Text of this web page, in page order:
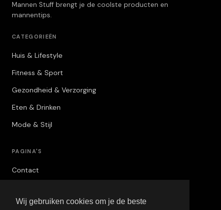
Wij gebruiken cookies om je de beste
Mannen Stuff brengt je de coolste producten en
mannentips.
CATEGORIEËN
Huis & Lifestyle
Fitness & Sport
Gezondheid & Verzorging
Eten & Drinken
Mode & Stijl
PAGINA'S
Contact
Algemene Voorwaarden